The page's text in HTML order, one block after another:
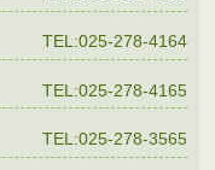
TEL:025-278-4164
TEL:025-278-4165
TEL:025-278-3565